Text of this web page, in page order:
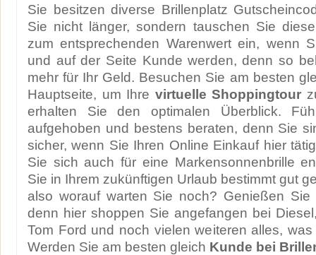
Sie besitzen diverse Brillenplatz
Sie nicht länger, sondern tauschen Sie
zum entsprechenden Warenwert ein, wenn
und auf der Seite Kunde werden, denn so
mehr für Ihr Geld. Besuchen Sie am besten
Hauptseite, um Ihre virtuelle Shoppingtour
erhalten Sie den optimalen Überblick.
aufgehoben und bestens beraten, denn Sie
sicher, wenn Sie Ihren Online Einkauf hier
Sie sich auch für eine Markensonnenbrille
Sie in Ihrem zukünftigen Urlaub bestimmt gut
also worauf warten Sie noch? Genießen Sie
denn hier shoppen Sie angefangen bei
Tom Ford und noch vielen weiteren alles,
Werden Sie am besten gleich Kunde bei